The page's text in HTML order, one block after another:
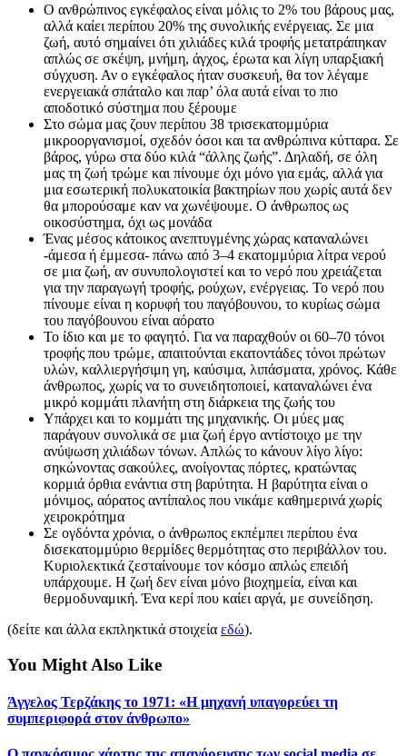
Ο ανθρώπινος εγκέφαλος είναι μόλις το 2% του βάρους μας,
αλλά καίει περίπου 20% της συνολικής ενέργειας. Σε μια
ζωή, αυτό σημαίνει ότι χιλιάδες κιλά τροφής μετατράπηκαν
απλώς σε σκέψη, μνήμη, άγχος, έρωτα και λίγη υπαρξιακή
σύγχυση. Αν ο εγκέφαλος ήταν συσκευή, θα τον λέγαμε
ενεργειακά σπάταλο και παρ’ όλα αυτά είναι το πιο
αποδοτικό σύστημα που ξέρουμε
Στο σώμα μας ζουν περίπου 38 τρισεκατομμύρια
μικροοργανισμοί, σχεδόν όσοι και τα ανθρώπινα κύτταρα. Σε
βάρος, γύρω στα δύο κιλά “άλλης ζωής”. Δηλαδή, σε όλη
μας τη ζωή τρώμε και πίνουμε όχι μόνο για εμάς, αλλά για
μια εσωτερική πολυκατοικία βακτηρίων που χωρίς αυτά δεν
θα μπορούσαμε καν να χωνέψουμε. Ο άνθρωπος ως
οικοσύστημα, όχι ως μονάδα
Ένας μέσος κάτοικος ανεπτυγμένης χώρας καταναλώνει
-άμεσα ή έμμεσα- πάνω από 3–4 εκατομμύρια λίτρα νερού
σε μια ζωή, αν συνυπολογιστεί και το νερό που χρειάζεται
για την παραγωγή τροφής, ρούχων, ενέργειας. Το νερό που
πίνουμε είναι η κορυφή του παγόβουνου, το κυρίως σώμα
του παγόβουνου είναι αόρατο
Το ίδιο και με το φαγητό. Για να παραχθούν οι 60–70 τόνοι
τροφής που τρώμε, απαιτούνται εκατοντάδες τόνοι πρώτων
υλών, καλλιεργήσιμη γη, καύσιμα, λιπάσματα, χρόνος. Κάθε
άνθρωπος, χωρίς να το συνειδητοποιεί, καταναλώνει ένα
μικρό κομμάτι πλανήτη στη διάρκεια της ζωής του
Υπάρχει και το κομμάτι της μηχανικής. Οι μύες μας
παράγουν συνολικά σε μια ζωή έργο αντίστοιχο με την
ανύψωση χιλιάδων τόνων. Απλώς το κάνουν λίγο λίγο:
σηκώνοντας σακούλες, ανοίγοντας πόρτες, κρατώντας
κορμιά όρθια ενάντια στη βαρύτητα. Η βαρύτητα είναι ο
μόνιμος, αόρατος αντίπαλος που νικάμε καθημερινά χωρίς
χειροκρότημα
Σε ογδόντα χρόνια, ο άνθρωπος εκπέμπει περίπου ένα
δισεκατομμύριο θερμίδες θερμότητας στο περιβάλλον του.
Κυριολεκτικά ζεσταίνουμε τον κόσμο απλώς επειδή
υπάρχουμε. Η ζωή δεν είναι μόνο βιοχημεία, είναι και
θερμοδυναμική. Ένα κερί που καίει αργά, με συνείδηση.
(δείτε και άλλα εκπληκτικά στοιχεία εδώ).
You Might Also Like
Άγγελος Τερζάκης το 1971: «Η μηχανή υπαγορεύει τη
συμπεριφορά στον άνθρωπο»